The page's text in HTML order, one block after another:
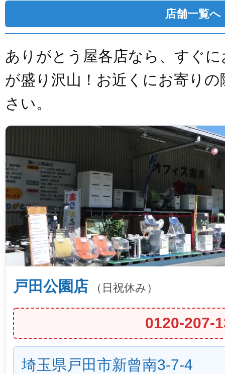
店舗一覧へ
ありがとう屋各店なら、すぐ
が盛り沢山！お近くにお寄り
さい。
戸田公園店 （日祝休み）
0120-207-
埼玉県戸田市新曾南3-7-4